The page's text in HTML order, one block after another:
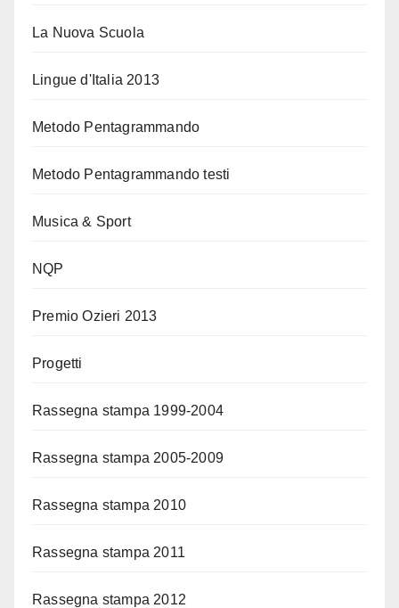
La Nuova Scuola
Lingue d'Italia 2013
Metodo Pentagrammando
Metodo Pentagrammando testi
Musica & Sport
NQP
Premio Ozieri 2013
Progetti
Rassegna stampa 1999-2004
Rassegna stampa 2005-2009
Rassegna stampa 2010
Rassegna stampa 2011
Rassegna stampa 2012